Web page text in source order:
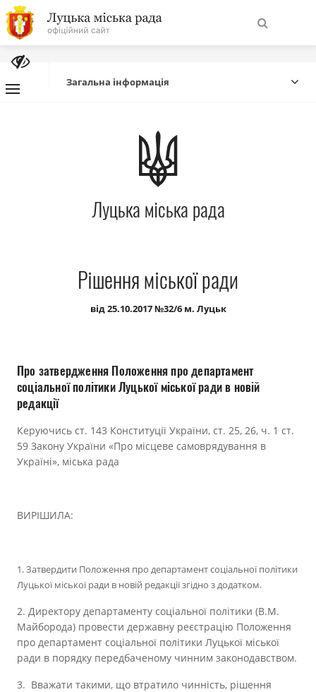
На
головну
Про місто
Міська влада
Міська рада
Публічна інформація
Документи
Загальна інформація
Луцька міська рада
Рішення міської ради
від 25.10.2017 №32/6 м. Луцьк
Про затвердження Положення про департамент
соціальної політики Луцької міської ради в новій
редакції
Керуючись ст. 143 Конституції України, ст. 25, 26, ч. 1 ст.
59 Закону України «Про місцеве самоврядування в
Україні», міська рада
ВИРІШИЛА:
1. Затвердити Положення про департамент соціальної політики
Луцькоїміської ради в новій редакції згідно з додатком.
2. Директору департаменту соціальної політики (В.М.
Майборода) провести державну реєстрацію Положення
про департамент соціальної політики Луцької міської
ради в порядку передбаченому чинним законодавством.
3. Вважати такими, що втратило чинність, рішення